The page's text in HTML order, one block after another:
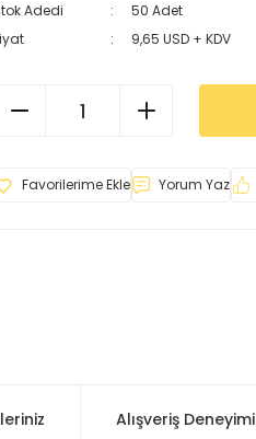
Adedi
50 Adet
9,65 USD + KDV
Yorum Yaz
Alışveriş Deneyimi